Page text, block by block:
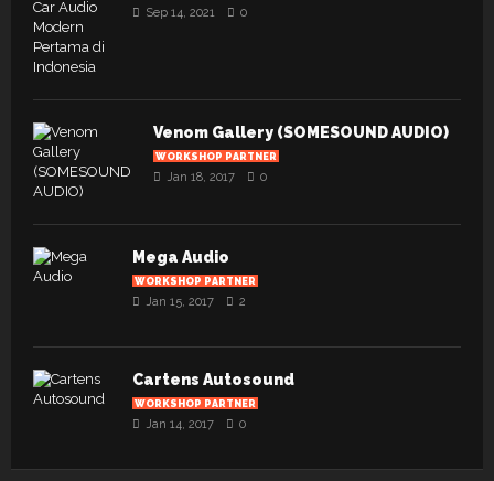
Sep 14, 2021 0
Venom Gallery (SOMESOUND AUDIO)
WORKSHOP PARTNER
Jan 18, 2017 0
Mega Audio
WORKSHOP PARTNER
Jan 15, 2017 2
Cartens Autosound
WORKSHOP PARTNER
Jan 14, 2017 0